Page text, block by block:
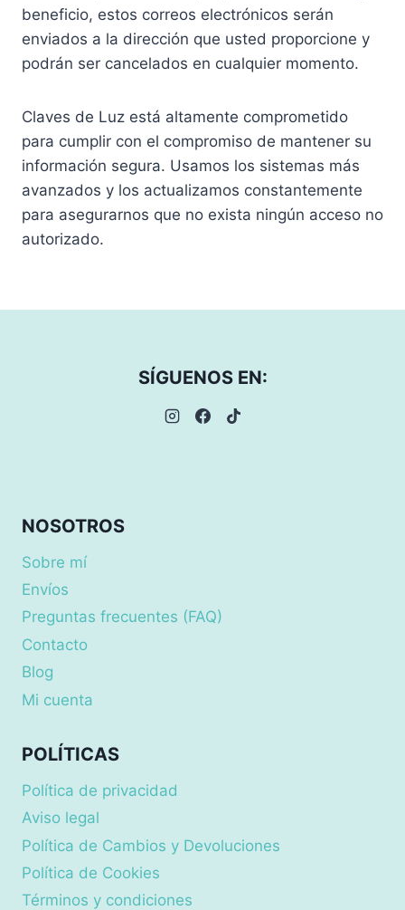
beneficio, estos correos electrónicos serán
enviados a la dirección que usted proporcione y
podrán ser cancelados en cualquier momento.
Claves de Luz está altamente comprometido
para cumplir con el compromiso de mantener su
información segura. Usamos los sistemas más
avanzados y los actualizamos constantemente
para asegurarnos que no exista ningún acceso no
autorizado.
SÍGUENOS EN:
NOSOTROS
Sobre mí
Envíos
Preguntas frecuentes (FAQ)
Contacto
Blog
Mi cuenta
POLÍTICAS
Política de privacidad
Aviso legal
Política de Cambios y Devoluciones
Política de Cookies
Términos y condiciones